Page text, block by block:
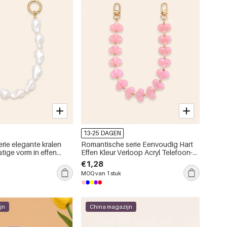
elegante kralen
vorm in effen
en tasketting
13-25 DAGEN
Romantische serie Eenvoudig Hart
Effen Kleur Verloop Acryl Telefoon-
en Tasketting
€1,28
MOQ van 1 stuk
China magazijn